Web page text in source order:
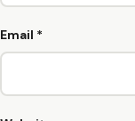
Email *